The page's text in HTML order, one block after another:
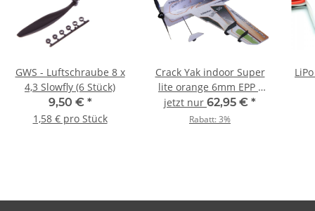
GWS - Luftschraube 8 x
4,3 Slowfly (6 Stück)
9,50 € *
1,58 € pro Stück
Crack Yak indoor Super
lite orange 6mm EPP -
800mm
jetzt nur 62,95 € *
Rabatt:3%